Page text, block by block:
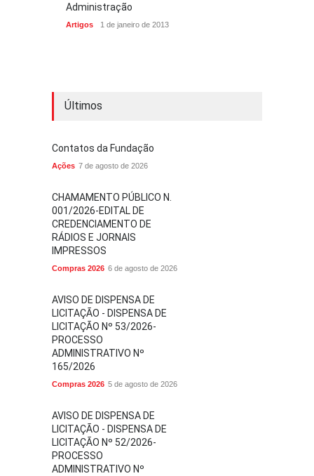
Administração
Artigos 1 de janeiro de 2013
Últimos
Contatos da Fundação
Ações 7 de agosto de 2026
CHAMAMENTO PÚBLICO N.
001/2026-EDITAL DE
CREDENCIAMENTO DE
RÁDIOS E JORNAIS
IMPRESSOS
Compras 2026 6 de agosto de 2026
AVISO DE DISPENSA DE
LICITAÇÃO - DISPENSA DE
LICITAÇÃO Nº 53/2026-
PROCESSO
ADMINISTRATIVO Nº
165/2026
Compras 2026 5 de agosto de 2026
AVISO DE DISPENSA DE
LICITAÇÃO - DISPENSA DE
LICITAÇÃO Nº 52/2026-
PROCESSO
ADMINISTRATIVO Nº